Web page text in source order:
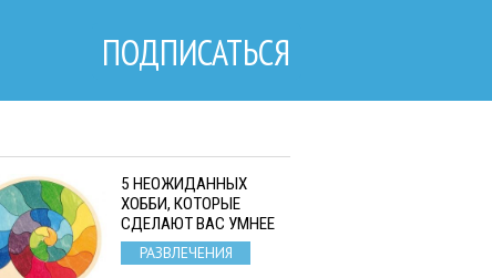
ПОДПИСАТЬСЯ
5 НЕОЖИДАННЫХ
ХОББИ, КОТОРЫЕ
СДЕЛАЮТ ВАС УМНЕЕ
РАЗВЛЕЧЕНИЯ